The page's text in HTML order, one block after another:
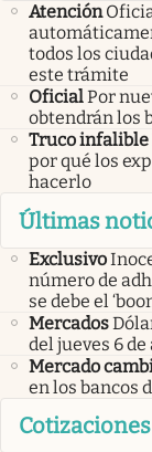
Atención
todos los
este trámite
OficialPor
obtendrán los
Truco infalible
por qué los
hacerlo
Últimas
Exclusivo
número de
se debe el
Mercados
del jueves 6
Mercado
en los bancos
Cotizaciones